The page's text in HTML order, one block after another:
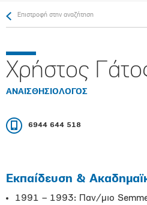
Επιστροφή στην αναζήτηση
Χρήστος
ΑΝΑΙΣΘΗΣΙΟΛΟΓΟΣ
6944 644 518
Εκπαίδευση &
1991 – 1993: Παν/μιο